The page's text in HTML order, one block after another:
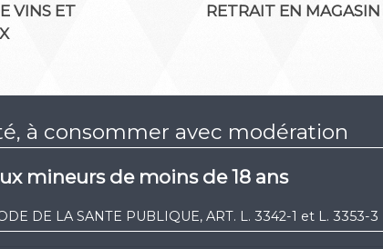
VINS ET
RETRAIT EN MAGASIN
à consommer avec modération
mineurs de moins de 18 ans
DE LA SANTE PUBLIQUE, ART. L. 3342-1 et L. 3353-3